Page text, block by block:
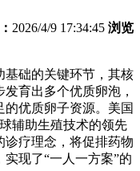
2026/4/9 17:34:45 浏览
基础的关键环节，其核
育出多个优质卵泡，
优质卵子资源。美国
辅助生殖技术的领先
疗理念，将促排药物
现了“一人一方案”的